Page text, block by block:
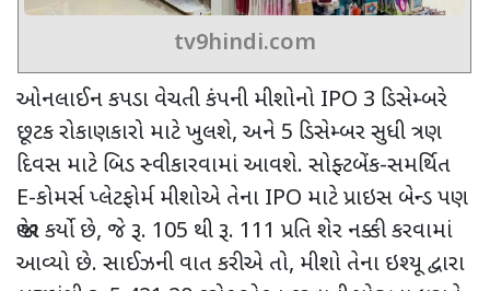
tv9hindi.com
ઓનલાઈન કપડા વેચતી કંપની મીશોનો IPO 3 ડિસેમ્બરે
છૂટક રોકાણકારો માટે ખુલશે, અને 5 ડિસેમ્બર સુધી ત્રણ
દિવસ માટે બિડ સ્વીકારવામાં આવશે. સોફ્ટબેંક-સમર્થિત
E-કોમર્સ પ્લેટફોર્મ મીશોએ તેના IPO માટે પ્રાઇસ બેન્ડ પણ
જાહેર કર્યો છે, જે રૂ. 105 થી રૂ. 111 પ્રતિ શેર નક્કી કરવામાં
આવ્યો છે. સાઈઝની વાત કરીએ તો, મીશો તેના ઇશ્યૂ દ્વારા